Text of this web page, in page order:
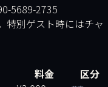
5689-2735
特別ゲスト時にはチャ
料金
区分